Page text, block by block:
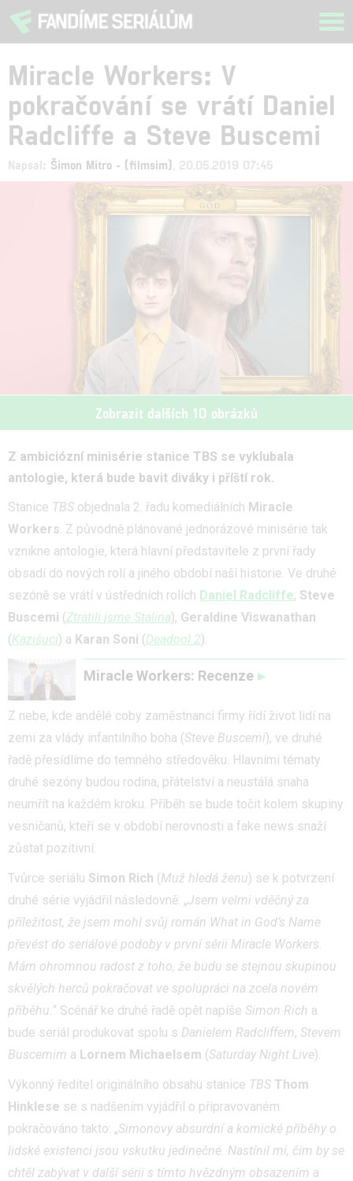
Miracle Workers: V
pokračování se vrátí Daniel
Radcliffe a Steve Buscemi
Napsal: Šimon Mitro - (filmsim) , 20.05.2019 07:45
Zobrazit dalších 10 obrázků
Z ambiciózní minisérie stanice TBS se vyklubala
antologie, která bude bavit diváky i příští rok.
Stanice TBS objednala 2. řadu komediálních Miracle
Workers. Z původně plánované jednorázové minisérie tak
vznikne antologie, která hlavní představitele z první řady
obsadí do nových rolí a jiného období naší historie. Ve druhé
sezóně se vrátí v ústředních rolích Daniel Radcliffe, Steve
Buscemi (Ztratili jsme Stalina), Geraldine Viswanathan
(Kazišuci) a Karan Soni (Deadool 2).
Miracle Workers: Recenze
Z nebe, kde andělé coby zaměstnanci firmy řídí život lidí na
zemi za vlády infantilního boha (Steve Buscemi), ve druhé
řadě přesídlíme do temného středověku. Hlavními tématy
druhé sezóny budou rodina, přátelství a neustálá snaha
neumřít na každém kroku. Příběh se bude točit kolem skupiny
vesničanů, kteří se v období nerovnosti a fake news snaží
zůstat pozitivní.
Tvůrce seriálu Simon Rich (Muž hledá ženu) se k potvrzení
druhé série vyjádřil následovně: „Jsem velmi vděčný za
příležitost, že jsem mohl svůj román What in God’s Name
převést do seriálové podoby v první sérii Miracle Workers.
Mám ohromnou radost z toho, že budu se stejnou skupinou
skvělých herců pokračovat ve spolupráci na zcela novém
příběhu. “ Scénář ke druhé řadě opět napíše Simon Rich a
bude seriál produkovat spolu s Danielem Radcliffem, Stevem
Buscemim a Lornem Michaelsem (Saturday Night Live).
Výkonný ředitel originálního obsahu stanice TBS Thom
Hinklese se s nadšením vyjádřil o připravovaném
pokračováno takto: „Simonovy absurdní a komické příběhy o
lidské existenci jsou vskutku jedinečné. Nastínil mi, čím by se
chtěl zabývat v další sérii s tímto hvězdným obsazením a